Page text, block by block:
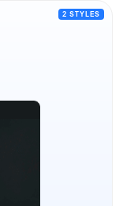
2 STYLES